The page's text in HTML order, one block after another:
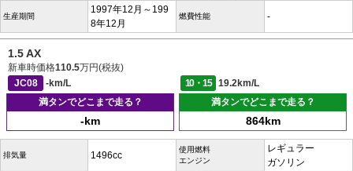
生産期間
1997年12月～199
8年12月
燃費性能 -
1.5 AX
新車時価格110.5万円(税抜)
JC08
-km/L 10・15
19.2km/L
満タンでどこまで走る？
-km
満タンでどこまで走る？
864km
排気量 1496cc
使用燃料
エンジン
レギュラー
ガソリン